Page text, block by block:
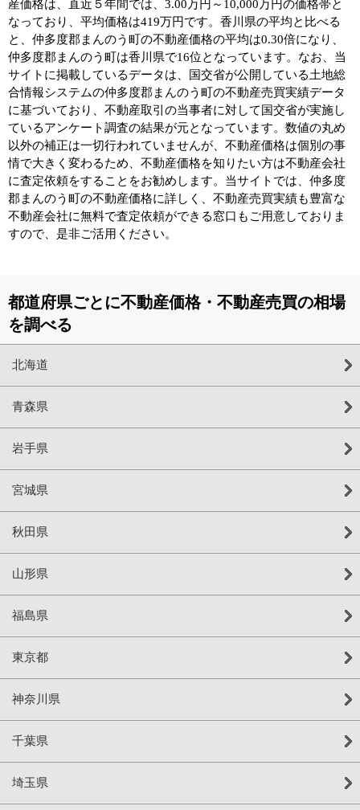
産価格は、直近５年間では、3.00万円～10,000万円の価格帯と
なっており、平均価格は419万円です。香川県の平均と比べる
と、仲多度郡まんのう町の不動産価格の平均は0.30倍になり、
仲多度郡まんのう町は香川県で16位となっています。なお、当
サイトに掲載しているデータは、国交省が公開している土地総
合情報システムの仲多度郡まんのう町の不動産売買実績データ
に基づいており、不動産取引の当事者に対して国交省が実施し
ているアンケート調査の結果が元となっています。数値の丸め
以外の補正は一切行われていませんが、不動産価格は個別の事
情で大きく変わるため、不動産価格を知りたい方は不動産会社
に査定依頼をすることをお勧めします。当サイトでは、仲多度
郡まんのう町の不動産価格に詳しく、不動産売買実績も豊富な
不動産会社に無料で査定依頼ができる窓口もご用意しておりま
すので、是非ご活用ください。
都道府県ごとに不動産価格・不動産売買の相場
を調べる
北海道
青森県
岩手県
宮城県
秋田県
山形県
福島県
東京都
神奈川県
千葉県
埼玉県